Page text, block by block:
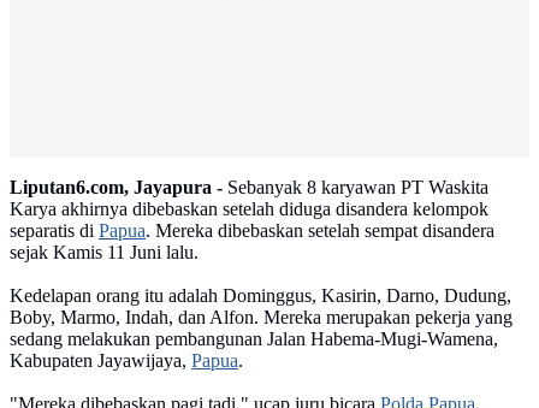
Liputan6.com, Jayapura - Sebanyak 8 karyawan PT Waskita
Karya akhirnya dibebaskan setelah diduga disandera kelompok
separatis di Papua. Mereka dibebaskan setelah sempat disandera
sejak Kamis 11 Juni lalu.
Kedelapan orang itu adalah Dominggus, Kasirin, Darno, Dudung,
Boby, Marmo, Indah, dan Alfon. Mereka merupakan pekerja yang
sedang melakukan pembangunan Jalan Habema-Mugi-Wamena,
Kabupaten Jayawijaya, Papua.